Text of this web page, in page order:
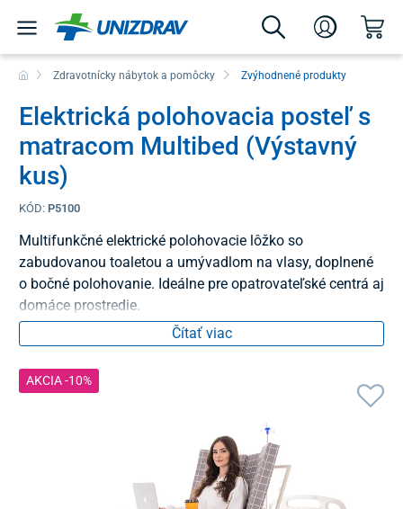
Zdravotnícky nábytok a pomôcky Zvýhodnené produkty
Elektrická polohovacia posteľ s
matracom Multibed (Výstavný
kus)
KÓD: P5100
Multifunkčné elektrické polohovacie lôžko so
zabudovanou toaletou a umývadlom na vlasy, doplnené
o bočné polohovanie. Ideálne pre opatrovateľské centrá aj
domáce prostredie.
Čítať viac
AKCIA -10%